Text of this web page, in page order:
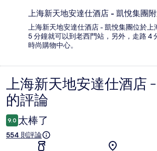
上海新天地安達仕酒店 - 凱悅集團
上海新天地安達仕酒店 - 凱悅集團位於上
5 分鐘就可以到老西門站，另外，走路 4
時尚購物中心。
評
論
上海新天地安達仕酒店
的評論
9.0 太棒了
554 則評論